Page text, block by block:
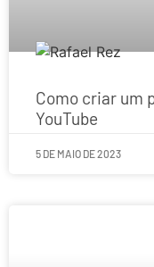
Como criar um
YouTube
5 DE MAIO DE 2023